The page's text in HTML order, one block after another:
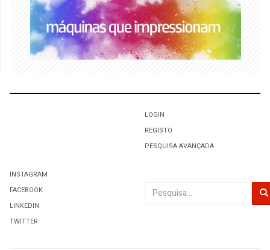
LOGIN
REGISTO
PESQUISA AVANÇADA
INSTAGRAM
FACEBOOK
LINKEDIN
TWITTER
Pesquisar